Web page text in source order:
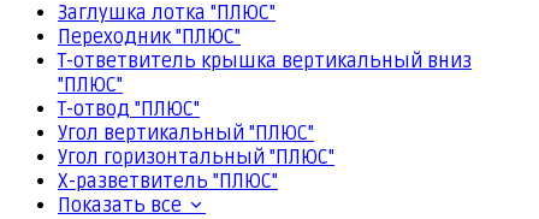
Заглушка лотка "ПЛЮС"
Переходник "ПЛЮС"
Т-ответвитель крышка вертикальный вниз
"ПЛЮС"
Т-отвод "ПЛЮС"
Угол вертикальный "ПЛЮС"
Угол горизонтальный "ПЛЮС"
Х-разветвитель "ПЛЮС"
Показать все